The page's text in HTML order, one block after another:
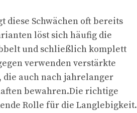
Schwächen oft bereits
löst sich häufig die
und schließlich komplett
verwenden verstärkte
die auch nach jahrelanger
bewahren.Die richtige
Rolle für die Langlebigkeit.